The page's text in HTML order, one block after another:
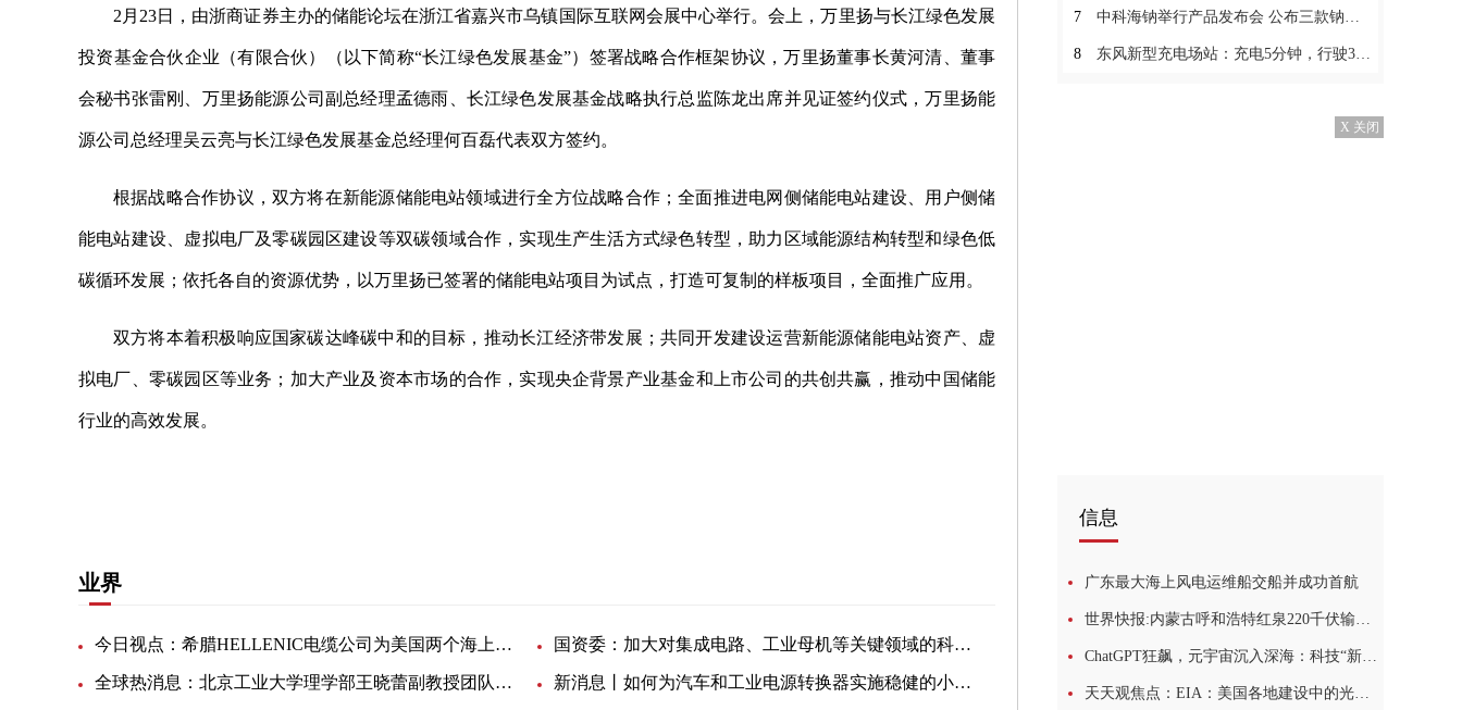
2月23日，由浙商证券主办的储能论坛在浙江省嘉兴市乌镇国际互联网会展中心举行。会上，万里扬与长江绿色发展
投资基金合伙企业（有限合伙）（以下简称“长江绿色发展基金”）签署战略合作框架协议，万里扬董事长黄河清、董事
会秘书张雷刚、万里扬能源公司副总经理孟德雨、长江绿色发展基金战略执行总监陈龙出席并见证签约仪式，万里扬能
源公司总经理吴云亮与长江绿色发展基金总经理何百磊代表双方签约。
根据战略合作协议，双方将在新能源储能电站领域进行全方位战略合作；全面推进电网侧储能电站建设、用户侧储
能电站建设、虚拟电厂及零碳园区建设等双碳领域合作，实现生产生活方式绿色转型，助力区域能源结构转型和绿色低
碳循环发展；依托各自的资源优势，以万里扬已签署的储能电站项目为试点，打造可复制的样板项目，全面推广应用。
双方将本着积极响应国家碳达峰碳中和的目标，推动长江经济带发展；共同开发建设运营新能源储能电站资产、虚
拟电厂、零碳园区等业务；加大产业及资本市场的合作，实现央企背景产业基金和上市公司的共创共赢，推动中国储能
行业的高效发展。
业界
今日视点：希腊HELLENIC电缆公司为美国两个海上风电项目提供阵列间电缆 国资委：加大对集成电路、工业母机等关键领域的科技投入-世界观天下
全球热消息：北京工业大学理学部王晓蕾副教授团队在磁-电多态存储器研究领域取得重要进展 新消息丨如何为汽车和工业电源转换器实施稳健的小型 EMI 控制解决方案
7 中科海钠举行产品发布会 公布三款钠电芯产品
8 东风新型充电场站：充电5分钟，行驶300多公里！
X 关闭
信息
广东最大海上风电运维船交船并成功首航
世界快报:内蒙古呼和浩特红泉220千伏输变电工程顺利投运
ChatGPT狂飙，元宇宙沉入深海：科技“新贵”缘何“昙花一现”
天天观焦点：EIA：美国各地建设中的光伏项目超25GW